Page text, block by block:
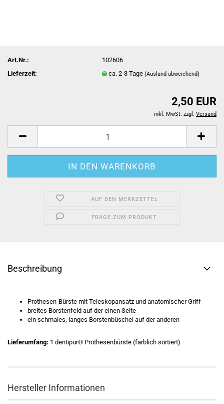
Art.Nr.:
102606
Lieferzeit:
ca. 2-3 Tage(Ausland abweichend)
2,50 EUR
inkl. MwSt. zzgl. Versand
AUF DEN MERKZETTEL
FRAGE ZUM PRODUKT
Beschreibung
Prothesen-Bürste mit Teleskopansatz und anatomischer Griff
​breites Borstenfeld auf der einen Seite
ein schmales, langes Borstenbüschel auf der anderen
Lieferumfang: 1 dentipur® Prothesenbürste (farblich sortiert)
Hersteller Informationen